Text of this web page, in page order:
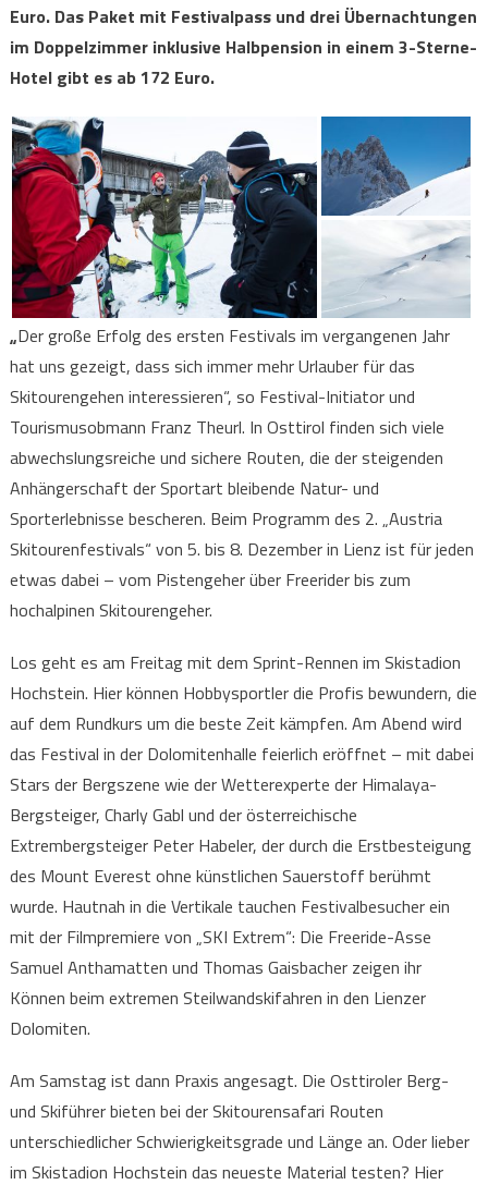
Euro. Das Paket mit Festivalpass und drei Übernachtungen
im Doppelzimmer inklusive Halbpension in einem 3-Sterne-
Hotel gibt es ab 172 Euro.
„Der große Erfolg des ersten Festivals im vergangenen Jahr
hat uns gezeigt, dass sich immer mehr Urlauber für das
Skitourengehen interessieren“, so Festival-Initiator und
Tourismusobmann Franz Theurl. In Osttirol finden sich viele
abwechslungsreiche und sichere Routen, die der steigenden
Anhängerschaft der Sportart bleibende Natur- und
Sporterlebnisse bescheren. Beim Programm des 2. „Austria
Skitourenfestivals“ von 5. bis 8. Dezember in Lienz ist für jeden
etwas dabei – vom Pistengeher über Freerider bis zum
hochalpinen Skitourengeher.
Los geht es am Freitag mit dem Sprint-Rennen im Skistadion
Hochstein. Hier können Hobbysportler die Profis bewundern, die
auf dem Rundkurs um die beste Zeit kämpfen. Am Abend wird
das Festival in der Dolomitenhalle feierlich eröffnet – mit dabei
Stars der Bergszene wie der Wetterexperte der Himalaya-
Bergsteiger, Charly Gabl und der österreichische
Extrembergsteiger Peter Habeler, der durch die Erstbesteigung
des Mount Everest ohne künstlichen Sauerstoff berühmt
wurde. Hautnah in die Vertikale tauchen Festivalbesucher ein
mit der Filmpremiere von „SKI Extrem“: Die Freeride-Asse
Samuel Anthamatten und Thomas Gaisbacher zeigen ihr
Können beim extremen Steilwandskifahren in den Lienzer
Dolomiten.
Am Samstag ist dann Praxis angesagt. Die Osttiroler Berg-
und Skiführer bieten bei der Skitourensafari Routen
unterschiedlicher Schwierigkeitsgrade und Länge an. Oder lieber
im Skistadion Hochstein das neueste Material testen? Hier